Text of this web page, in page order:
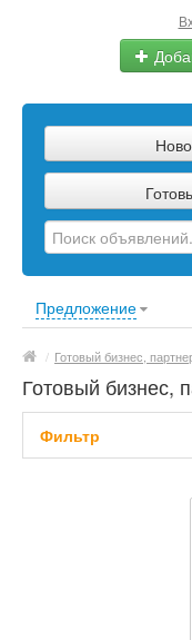
Предложение
/ Готовый бизнес,
Готовый бизнес,
область
Фильтр